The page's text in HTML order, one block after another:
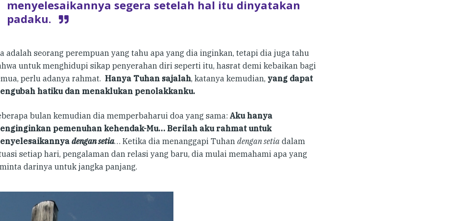
menyelesaikannya segera setelah hal itu dinyatakan
padaku.
adalah seorang perempuan yang tahu apa yang dia inginkan, tetapi dia juga tahu
untuk menghidupi sikap penyerahan diri seperti itu, hasrat demi kebaikan bagi
perlu adanya rahmat. Hanya Tuhan sajalah, katanya kemudian, yang dapat
hatiku dan menaklukan penolakkanku.
bulan kemudian dia memperbaharui doa yang sama: Aku hanya
pemenuhan kehendak-Mu… Berilah aku rahmat untuk
dengan setia… Ketika dia menanggapi Tuhan dengan setia dalam
setiap hari, pengalaman dan relasi yang baru, dia mulai memahami apa yang
darinya untuk jangka panjang.